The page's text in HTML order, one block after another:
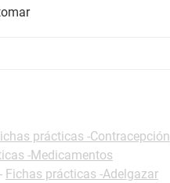
prácticas -Contracepción
-Medicamentos
- Fichas prácticas -Adelgazar